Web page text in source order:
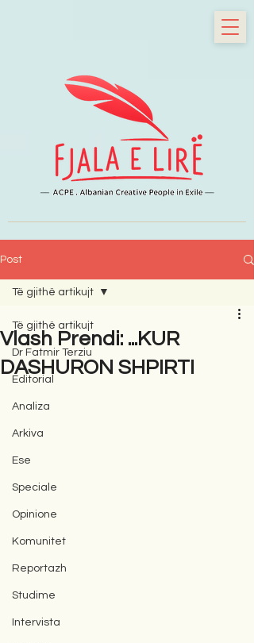
Post
Të gjithë artikujt
Dr Fatmir Terziu
Editorial
Analiza
Arkiva
Ese
Speciale
Opinione
Komunitet
Reportazh
Studime
Intervista
Të gjithë artikujt
Vlash Prendi: ...KUR
DASHURON SHPIRTI